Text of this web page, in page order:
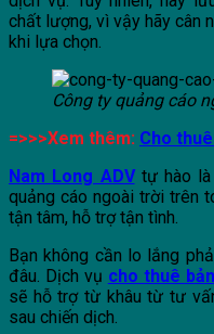
chất lượng, vì vậy hãy cân
khi lựa chọn.
Công ty quảng cáo
=>>>Xem thêm: Cho
Nam Long ADVtự hào là
quảng cáo ngoài trời trên
tận tâm, hỗ trợ tận tình.
Bạn không cần lo lắng
đâu. Dịch vụ cho thuê
sẽ hỗ trợ từ khâu từ tư
sau chiến dịch.